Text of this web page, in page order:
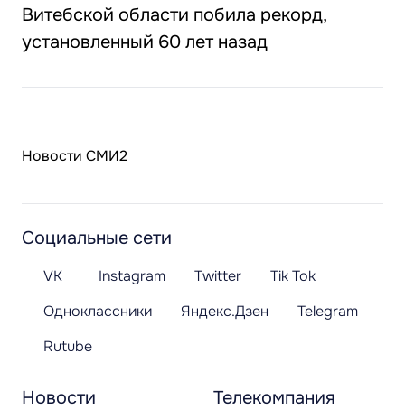
Витебской области побила рекорд,
установленный 60 лет назад
Новости СМИ2
Новости Телекомпания
Социальные сети
VK Instagram Twitter
Tik Tok
Одноклассники
Яндекс.Дзен
Telegram
Rutube